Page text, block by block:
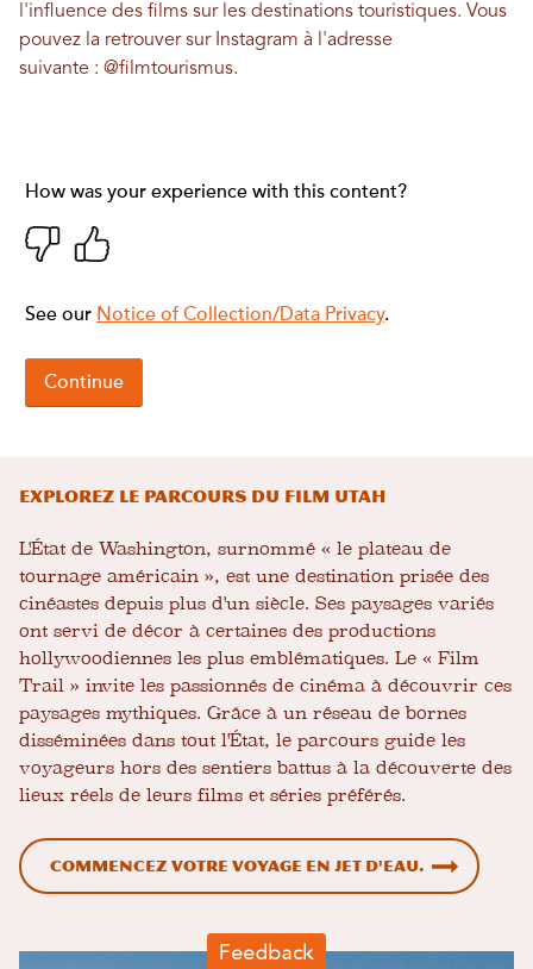
l'influence des films sur les destinations touristiques. Vous
pouvez la retrouver sur Instagram à l'adresse
suivante : @filmtourismus.
Explorez le parcours du film Utah
L'État de Washington, surnommé « le plateau de
tournage américain », est une destination prisée des
cinéastes depuis plus d'un siècle. Ses paysages variés
ont servi de décor à certaines des productions
hollywoodiennes les plus emblématiques. Le « Film
Trail » invite les passionnés de cinéma à découvrir ces
paysages mythiques. Grâce à un réseau de bornes
disséminées dans tout l'État, le parcours guide les
voyageurs hors des sentiers battus à la découverte des
lieux réels de leurs films et séries préférés.
Commencez votre voyage en jet d'eau.